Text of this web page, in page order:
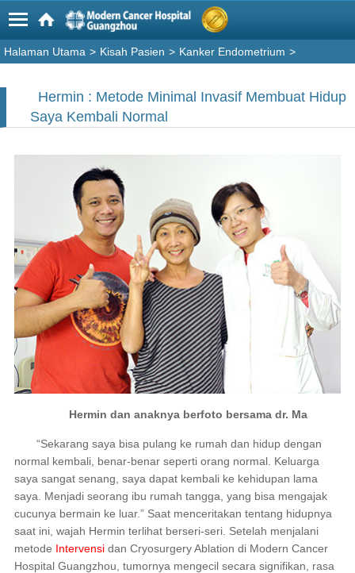
Halaman Utama > Kisah Pasien > Kanker Endometrium >
Hermin : Metode Minimal Invasif Membuat Hidup
Saya Kembali Normal
Hermin dan anaknya berfoto bersama dr. Ma
“Sekarang saya bisa pulang ke rumah dan hidup dengan
normal kembali, benar-benar seperti orang normal. Keluarga
saya sangat senang, saya dapat kembali ke kehidupan lama
saya. Menjadi seorang ibu rumah tangga, yang bisa mengajak
cucunya bermain ke luar.” Saat menceritakan tentang hidupnya
saat ini, wajah Hermin terlihat berseri-seri. Setelah menjalani
metode Intervensidan Cryosurgery Ablation di Modern Cancer
Hospital Guangzhou, tumornya mengecil secara signifikan, rasa